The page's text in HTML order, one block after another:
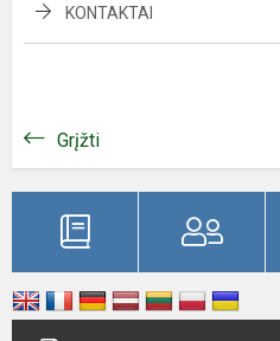
KONTAKTAI
Grįžti